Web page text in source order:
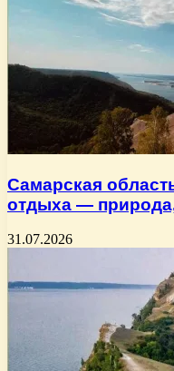
Самарская
отдыха —
31.07.2026